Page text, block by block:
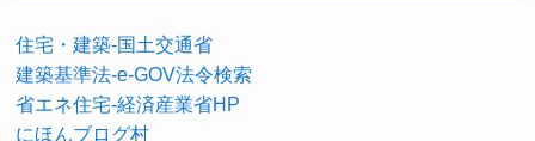
住宅・建築-国土交通省
建築基準法-e-GOV法令検索
省エネ住宅-経済産業省HP
にほんブログ村